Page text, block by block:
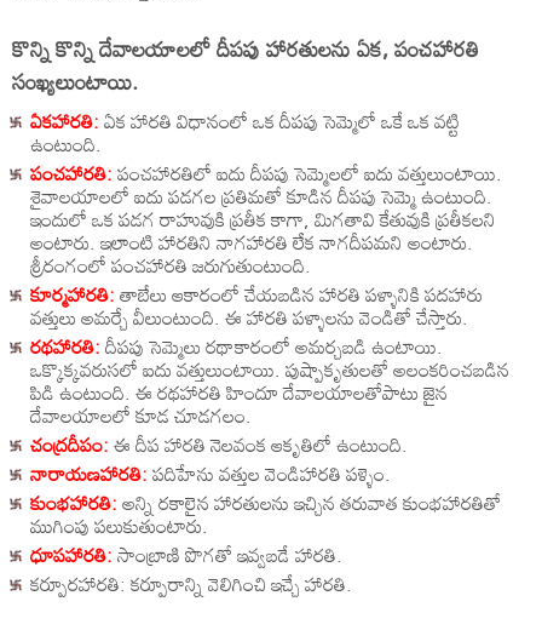
కొన్ని కొన్ని దేవాలయాలలో దీపపు హారతులను ఏక, పంచహారతి
సంఖ్యలుంటాయి.
ఏకహారతి:ఏక హారతి విధానంలో ఒక దీపపు సెమ్మెలో ఒకే ఒక వట్టి
ఉంటుంది.
పంచహారతి:పంచహారతిలో ఐదు దీపపు సెమ్మెలలో ఐదు వత్తులుంటాయి.
శైవాలయాలలో ఐదు పడగల ప్రతిమతో కూడిన దీపపు సెమ్మె ఉంటుంది.
ఇందులో ఒక పడగ రాహువుకి ప్రతీక కాగా, మిగతావి కేతువుకి ప్రతీకలని
అంటారు. ఇలాంటి హారతిని నాగహారతి లేక నాగదీపమని అంటారు.
శ్రీరంగంలో పంచహారతి జరుగుతుంటుంది.
కూర్మహారతి:తాబేలు ఆకారంలో చేయబడిన హారతి పళ్ళానికి పదహారు
వత్తులు అమర్చే వీలుంటుంది. ఈ హారతి పళ్ళాలను వెండితో చేస్తారు.
రథహారతి:దీపపు సెమ్మెలు రథాకారంలో అమర్చబడి ఉంటాయి.
ఒక్కొక్కవరుసలో ఐదు వత్తులుంటాయి. పుష్పాకృతులతో అలంకరించబడిన
పిడి ఉంటుంది. ఈ రథహారతి హిందూ దేవాలయాలతోపాటు జైన
దేవాలయాలలో కూడ చూడగలం.
చంద్రదీపం:ఈ దీప హారతి నెలవంక ఆకృతిలో ఉంటుంది.
నారాయణహారతి:పదిహేను వత్తుల వెండిహారతి పళ్ళెం.
కుంభహారతి:అన్ని రకాలైన హారతులను ఇచ్చిన తరువాత కుంభహారతితో
ముగింపు పలుకుతుంటారు.
ధూపహారతి:సాంబ్రాణి పొగతో ఇవ్వబడే హారతి.
కర్పూరహారతి: కర్పూరాన్ని వెలిగించి ఇచ్చే హారతి.